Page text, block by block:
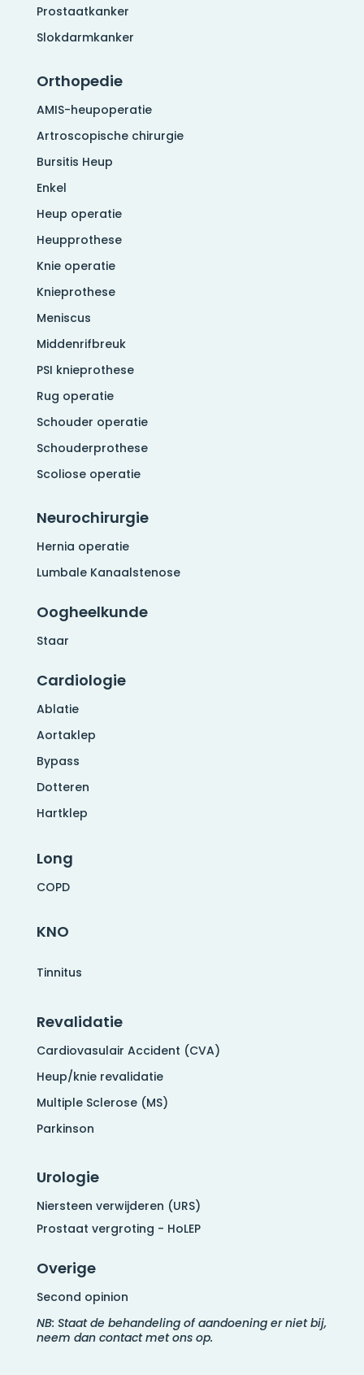
Prostaatkanker
Slokdarmkanker
Orthopedie
AMIS-heupoperatie
Artroscopische chirurgie
Bursitis Heup
Enkel
Heup operatie
Heupprothese
Knie operatie
Knieprothese
Meniscus
Middenrifbreuk
PSI knieprothese
Rug operatie
Schouder operatie
Schouderprothese
Scoliose operatie
Neurochirurgie
Hernia operatie
Lumbale Kanaalstenose
Oogheelkunde
Staar
Cardiologie
Ablatie
Aortaklep
Bypass
Dotteren
Hartklep
Long
COPD
KNO
Tinnitus
Revalidatie
Cardiovasulair Accident (CVA)
Heup/knie revalidatie
Multiple Sclerose (MS)
Parkinson
Urologie
Niersteen verwijderen (URS)
Prostaat vergroting - HoLEP
Overige
Second opinion
NB: Staat de behandeling of aandoening er niet bij,
neem dan contact met ons op.